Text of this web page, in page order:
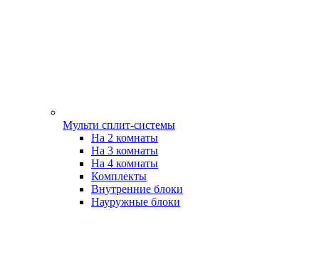
Мульти сплит-системы
На 2 комнаты
На 3 комнаты
На 4 комнаты
Комплекты
Внутренние блоки
Науружные блоки